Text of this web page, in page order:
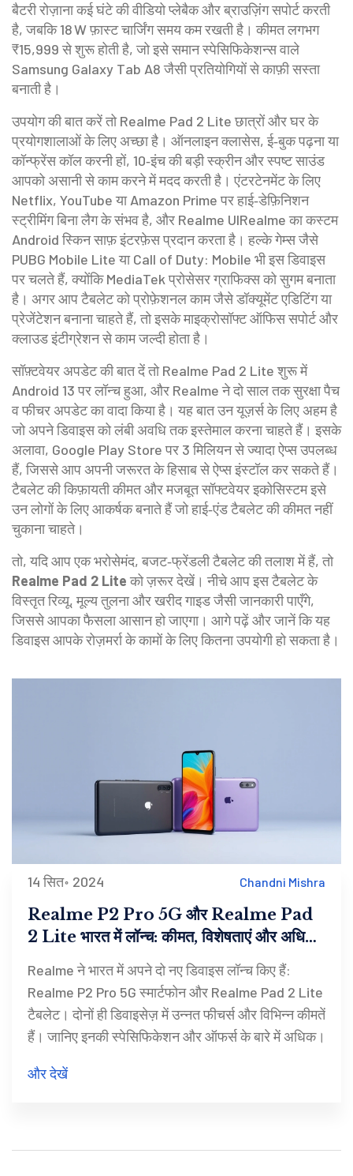
बैटरी रोज़ाना कई घंटे की वीडियो प्लेबैक और ब्राउज़िंग सपोर्ट करती
है, जबकि 18 W फ़ास्ट चार्जिंग समय कम रखती है। कीमत लगभग
₹15,999 से शुरू होती है, जो इसे समान स्पेसिफिकेशन्स वाले
Samsung Galaxy Tab A8 जैसी प्रतियोगियों से काफ़ी सस्ता
बनाती है।
उपयोग की बात करें तो Realme Pad 2 Lite छात्रों और घर के
प्रयोगशालाओं के लिए अच्छा है। ऑनलाइन क्लासेस, ई‑बुक पढ़ना या
कॉन्फ्रेंस कॉल करनी हों, 10‑इंच की बड़ी स्क्रीन और स्पष्ट साउंड
आपको असानी से काम करने में मदद करती है। एंटरटेनमेंट के लिए
Netflix, YouTube या Amazon Prime पर हाई‑डेफ़िनिशन
स्ट्रीमिंग बिना लैग के संभव है, और Realme UIRealme का कस्टम
Android स्किनसाफ़ इंटरफ़ेस प्रदान करता है। हल्के गेम्स जैसे
PUBG Mobile Lite या Call of Duty: Mobile भी इस डिवाइस
पर चलते हैं, क्योंकि MediaTek प्रोसेसर ग्राफिक्स को सुगम बनाता
है। अगर आप टैबलेट को प्रोफ़ेशनल काम जैसे डॉक्यूमेंट एडिटिंग या
प्रेजेंटेशन बनाना चाहते हैं, तो इसके माइक्रोसॉफ्ट ऑफिस सपोर्ट और
क्लाउड इंटीग्रेशन से काम जल्दी होता है।
सॉफ़्टवेयर अपडेट की बात दें तो Realme Pad 2 Lite शुरू में
Android 13 पर लॉन्च हुआ, और Realme ने दो साल तक सुरक्षा पैच
व फीचर अपडेट का वादा किया है। यह बात उन यूज़र्स के लिए अहम है
जो अपने डिवाइस को लंबी अवधि तक इस्तेमाल करना चाहते हैं। इसके
अलावा, Google Play Store पर 3 मिलियन से ज्यादा ऐप्स उपलब्ध
हैं, जिससे आप अपनी जरूरत के हिसाब से ऐप्स इंस्टॉल कर सकते हैं।
टैबलेट की किफ़ायती कीमत और मजबूत सॉफ्टवेयर इकोसिस्टम इसे
उन लोगों के लिए आकर्षक बनाते हैं जो हाई‑एंड टैबलेट की कीमत नहीं
चुकाना चाहते।
तो, यदि आप एक भरोसेमंद, बजट‑फ्रेंडली टैबलेट की तलाश में हैं, तो
Realme Pad 2 Liteको ज़रूर देखें। नीचे आप इस टैबलेट के
विस्तृत रिव्यू, मूल्य तुलना और खरीद गाइड जैसी जानकारी पाएँगे,
जिससे आपका फैसला आसान हो जाएगा। आगे पढ़ें और जानें कि यह
डिवाइस आपके रोज़मर्रा के कामों के लिए कितना उपयोगी हो सकता है।
14 सित॰ 2024 Chandni Mishra
Realme P2 Pro 5G और Realme Pad
2 Lite भारत में लॉन्च: कीमत, विशेषताएं और अधिक
Realme ने भारत में अपने दो नए डिवाइस लॉन्च किए हैं:
Realme P2 Pro 5G स्मार्टफोन और Realme Pad 2 Lite
टैबलेट। दोनों ही डिवाइसेज़ में उन्नत फीचर्स और विभिन्न कीमतें
हैं। जानिए इनकी स्पेसिफिकेशन और ऑफर्स के बारे में अधिक।
और देखें